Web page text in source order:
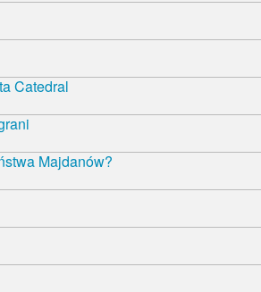
Catedral
Majdanów?